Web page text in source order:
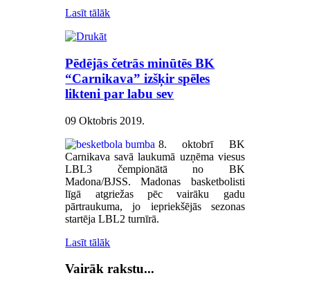
Lasīt tālāk
Pēdējās četrās minūtēs BK
“Carnikava” izšķir spēles
likteni par labu sev
09 Oktobris 2019.
8. oktobrī BK
Carnikava savā laukumā uzņēma viesus
LBL3 čempionātā no BK
Madona/BJSS. Madonas basketbolisti
līgā atgriežas pēc vairāku gadu
pārtraukuma, jo iepriekšējās sezonas
startēja LBL2 turnīrā.
Lasīt tālāk
Vairāk rakstu...